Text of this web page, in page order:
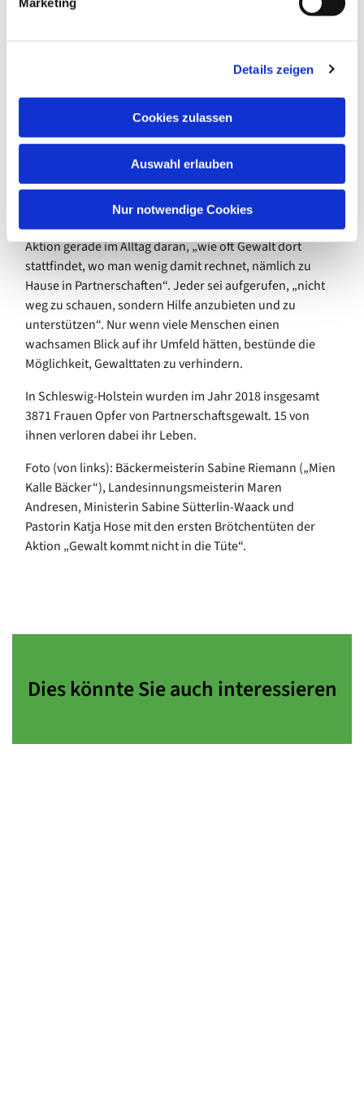
Details zeigen
Cookies zulassen
Auswahl erlauben
Nur notwendige Cookies
„gesellschaftspolitische Aufgabe“ an: „Diese Aktion
wir und gern dafür stark.“
In landesweit 56 Bäckereien würden jetzt in der
Aktionswoche 360.000 gut gefüllte Brötchentüten verteilt
werden. Auf diesen ist auch die Rufnummer des
kostenfreien Bundeshilfetelefons abgedruckt: 08000 /
116016. Hier bekommen Betroffene aller Nationalitäten in
Unterstützung.
Für Ministerin Sabine Sütterlin-Waack erinnert diese
Aktion gerade im Alltag daran, „wie oft Gewalt dort
stattfindet, wo man wenig damit rechnet, nämlich zu
Hause in Partnerschaften“. Jeder sei aufgerufen, „nicht
weg zu schauen, sondern Hilfe anzubieten und zu
unterstützen“. Nur wenn viele Menschen einen
wachsamen Blick auf ihr Umfeld hätten, bestünde die
Möglichkeit, Gewalttaten zu verhindern.
In Schleswig-Holstein wurden im Jahr 2018 insgesamt
3871 Frauen Opfer von Partnerschaftsgewalt. 15 von
ihnen verloren dabei ihr Leben.
Foto (von links): Bäckermeisterin Sabine Riemann („Mien
Kalle Bäcker“), Landesinnungsmeisterin Maren
Andresen, Ministerin Sabine Sütterlin-Waack und
Pastorin Katja Hose mit den ersten Brötchentüten der
Aktion „Gewalt kommt nicht in die Tüte“.
Dies könnte Sie auch interessieren